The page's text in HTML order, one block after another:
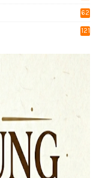
62
121